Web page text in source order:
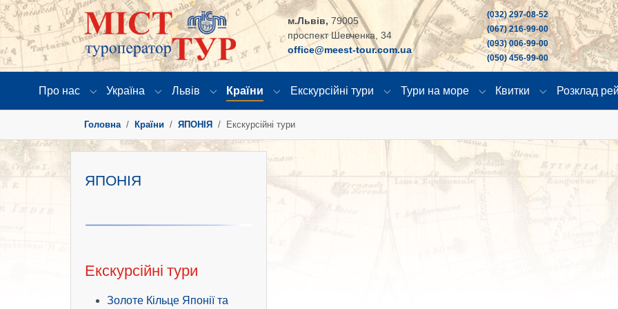
м.Львів, 79005
проспект Шевченка, 34
office@meest-tour.com.ua
(032) 297-08-52
(067) 216-99-00
(093) 006-99-00
(050) 456-99-00
Про нас
Submenu for "Про нас"
Україна
Submenu for "Україна"
Львів
Submenu for "Львів"
Країни
Submenu for "Країни"
Екскурсійні тури
Submenu for "Екскурсійні тури"
Тури на море
Submenu for "Тури на
Квитки
Submenu for
Розклад
Головна
Країни ЯПОНІЯ Екскурсійні тури
ЯПОНІЯ
Екскурсійні тури
Золоте Кільце Японії та